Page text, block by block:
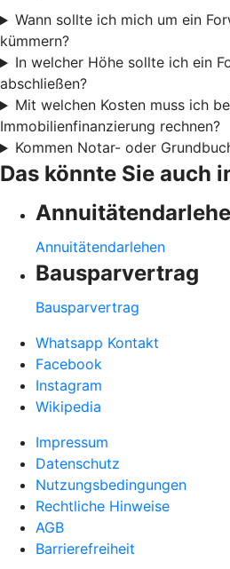
Wann sollte ich mich um ein
kümmern?
In welcher Höhe sollte ich ein
abschließen?
Mit welchen Kosten muss ich
Immobilienfinanzierung rechnen?
Kommen Notar- oder
Das könnte Sie auch
Annuitätendarlehen
Bausparvertrag
Bausparvertrag
Whatsapp Kontakt
Facebook
Instagram
Wikipedia
Impressum
Datenschutz
Nutzungsbedingungen
Rechtliche Hinweise
AGB
Barrierefreiheit